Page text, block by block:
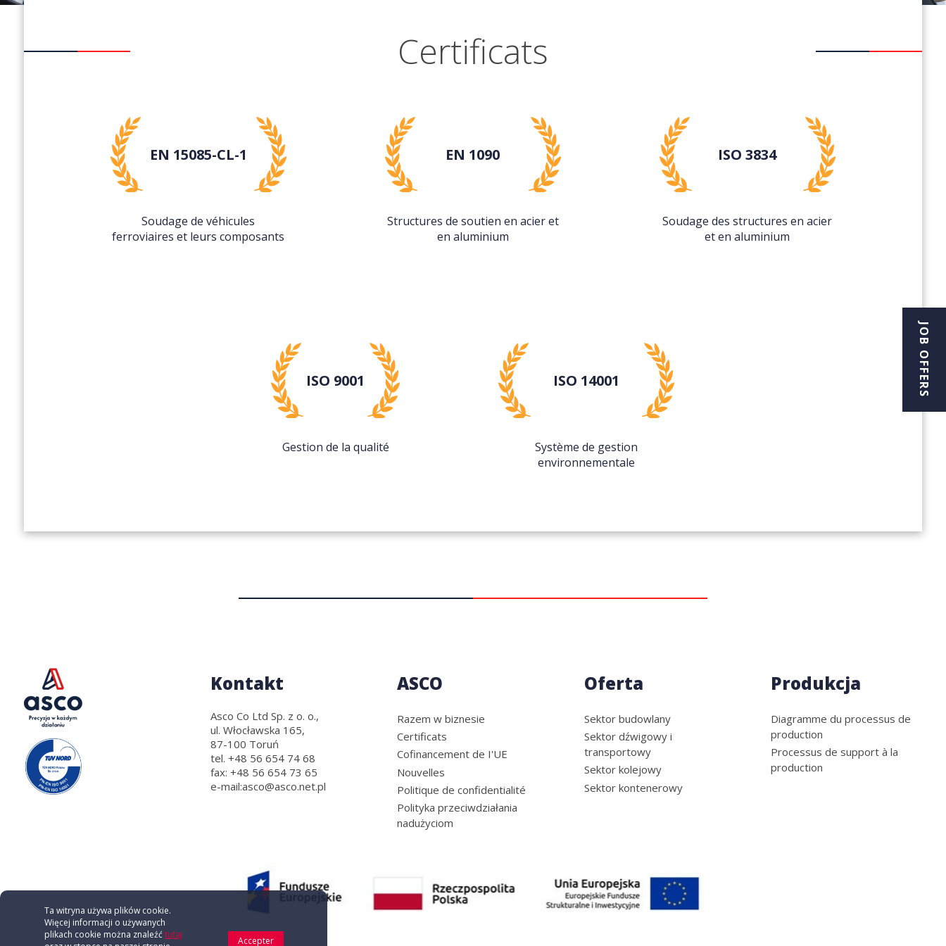
JOB OFFERS
Certificats
EN 15085-CL-1
Soudage de véhicules
ferroviaires et leurs composants
EN 1090
Structures de soutien en acier et
en aluminium
ISO 3834
Soudage des structures en acier
et en aluminium
ISO 9001
Gestion de la qualité
ISO 14001
Système de gestion
environnementale
Kontakt
Asco Co Ltd Sp. z o. o.,
ul. Włocławska 165,
87-100 Toruń
tel. +48 56 654 74 68
fax: +48 56 654 73 65
e-mail:asco@asco.net.pl
ASCO
Razem w biznesie
Certificats
Cofinancement de I'UE
Nouvelles
Politique de confidentialité
Polityka przeciwdziałania
nadużyciom
Oferta
Sektor budowlany
Sektor dźwigowy i
transportowy
Sektor kolejowy
Sektor kontenerowy
Produkcja
Diagramme du processus de
production
Processus de support à la
production
Ta witryna używa plików cookie.
Więcej informacji o używanych
plikach cookie można znaleźćtutaj
Accepter